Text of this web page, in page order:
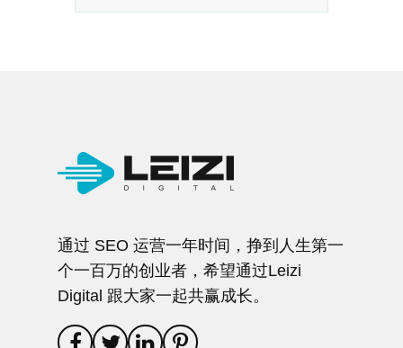
通过 SEO 运营一年时间，挣到人生第一
个一百万的创业者，希望通过Leizi
Digital 跟大家一起共赢成长。